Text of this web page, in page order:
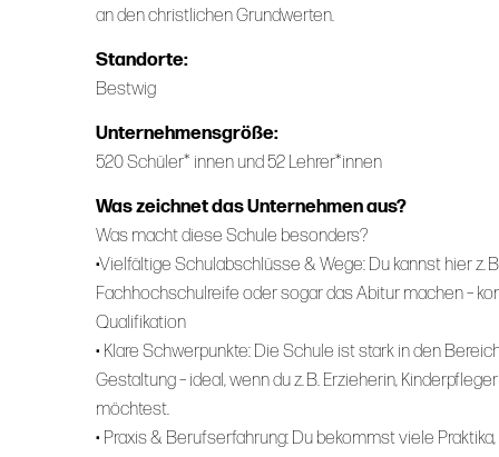
an den christlichen Grundwerten.
Standorte:
Bestwig
Unternehmensgröße:
520 Schüler* innen und 52 Lehrer*innen
Was zeichnet das Unternehmen aus?
Was macht diese Schule besonders?
•Vielfältige Schulabschlüsse & Wege: Du kannst hier z.
Fachhochschulreife oder sogar das Abitur machen –
Qualifikation
• Klare Schwerpunkte: Die Schule ist stark in den
Gestaltung – ideal, wenn du z. B. Erzieherin,
möchtest.
• Praxis & Berufserfahrung: Du bekommst viele